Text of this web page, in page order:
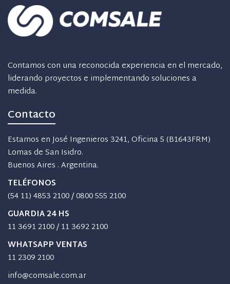
Contamos con una reconocida experiencia en el mercado,
liderando proyectos e implementando soluciones a
medida.
Contacto
Estamos en José Ingenieros 3241, Oficina 5 (B1643FRM)
Lomas de San Isidro.
Buenos Aires . Argentina.
TELÉFONOS
(54 11) 4853 2100/0800 555 2100
GUARDIA 24 HS
11 3691 2100/11 3692 2100
WHATSAPP VENTAS
11 2309 2100
info@comsale.com.ar